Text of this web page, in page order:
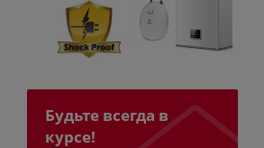
Будьте всегда в
курсе!